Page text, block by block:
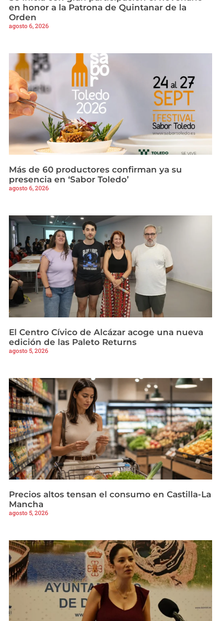
en honor a la Patrona de Quintanar de la
Orden
agosto 6, 2026
Más de 60 productores confirman ya su
presencia en ‘Sabor Toledo’
agosto 6, 2026
El Centro Cívico de Alcázar acoge una nueva
edición de las Paleto Returns
agosto 5, 2026
Precios altos tensan el consumo en Castilla-La
Mancha
agosto 5, 2026